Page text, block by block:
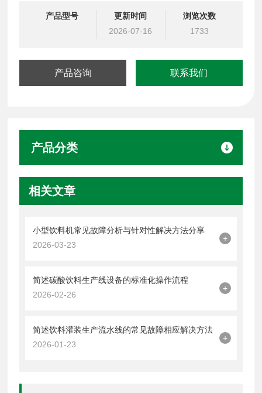
二道冲洗，冲洗效率高。
4.压力式灌装液面定位，定量精确。
进瓶的稳定性。
产品型号
更新时间
2026-07-16
浏览次数
1733
产品咨询 联系我们
产品分类
相关文章
小型饮料机常见故障分析与针对性解决方法分享
2026-03-23
+
简述碳酸饮料生产线设备的标准化操作流程
2026-02-26
+
简述饮料灌装生产流水线的常见故障相应解决方法
2026-01-23
+